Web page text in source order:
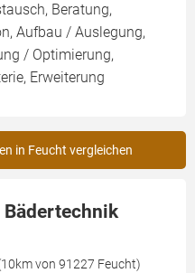
Beratung,
Aufbau / Auslegung,
/ Optimierung,
Erweiterung
in Feucht vergleichen
von 91227 Feucht)